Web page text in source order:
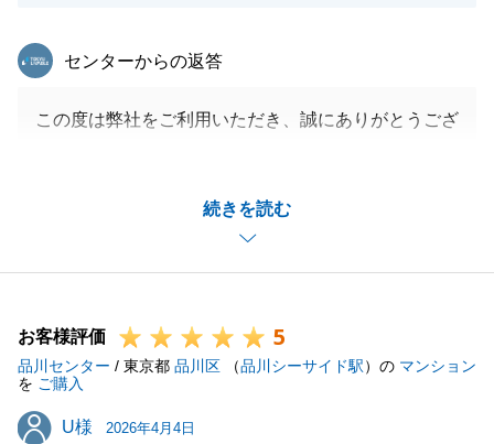
続きを読む
東急リバブル
センターからの返答
この度は弊社をご利用いただき、誠にありがとうござ
ご対応いただき大変助かりました。
今後も何かお役に立てることがあれば、お気軽にお申
し付けください。
お客様評価 5
品川センター / 東京都 品川区 （品川シーサイド駅）の マンション
を ご購入
U様
U様 2026年4月4日